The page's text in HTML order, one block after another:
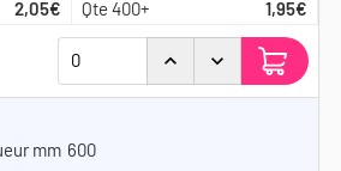
2,05€
1,95€
600